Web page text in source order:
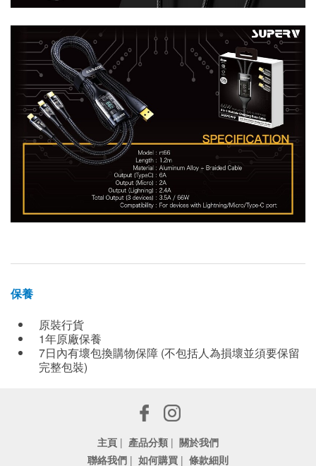
保養
原裝行貨
1年原廠保養
7日內有壞包換購物保障 (不包括人為損壞並須要保留
完整包裝)
主頁 | 產品分類 | 關於我們
聯絡我們 | 如何購買 | 條款細則